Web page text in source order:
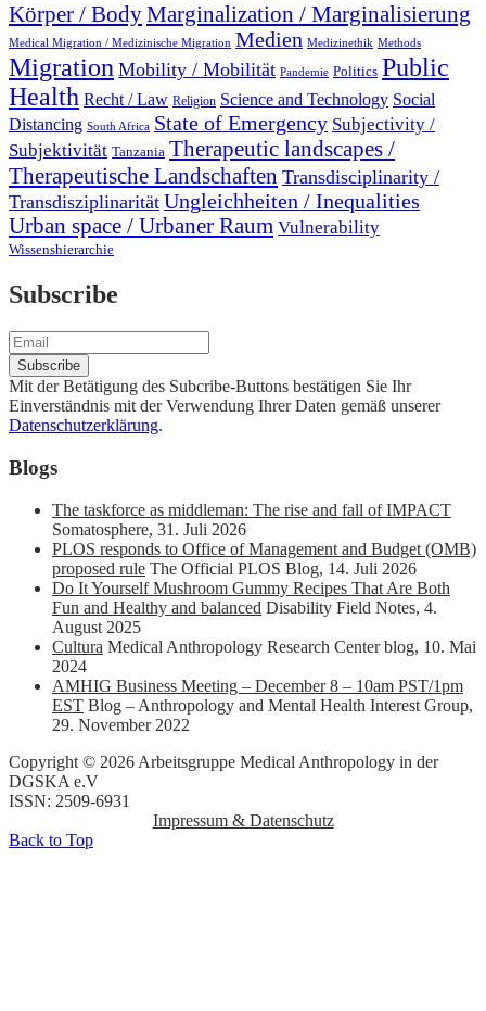
Körper / BodyMarginalization / Marginalisierung
Medical Migration / Medizinische Migration Medien Medizinethik Methods
Migration Mobility / Mobilität Pandemie Politics Public
Health Recht / Law Religion Science and Technology Social
Distancing South Africa State of Emergency Subjectivity /
Subjektivität Tanzania Therapeutic landscapes /
Therapeutische Landschaften Transdisciplinarity /
Transdisziplinarität Ungleichheiten / Inequalities
Urban space / Urbaner Raum Vulnerability
Wissenshierarchie
Subscribe
Mit der Betätigung des Subcribe-Buttons bestätigen Sie Ihr
Einverständnis mit der Verwendung Ihrer Daten gemäß unserer
Datenschutzerklärung.
Blogs
The taskforce as middleman: The rise and fall of IMPACT
Somatosphere, 31. Juli 2026
PLOS responds to Office of Management and Budget (OMB)
proposed rule The Official PLOS Blog, 14. Juli 2026
Do It Yourself Mushroom Gummy Recipes That Are Both
Fun and Healthy and balanced Disability Field Notes, 4.
August 2025
Cultura Medical Anthropology Research Center blog, 10. Mai
2024
AMHIG Business Meeting – December 8 – 10am PST/1pm
EST Blog – Anthropology and Mental Health Interest Group,
29. November 2022
Copyright © 2026 Arbeitsgruppe Medical Anthropology in der
DGSKA e.V
ISSN: 2509-6931
Impressum & Datenschutz
Back to Top